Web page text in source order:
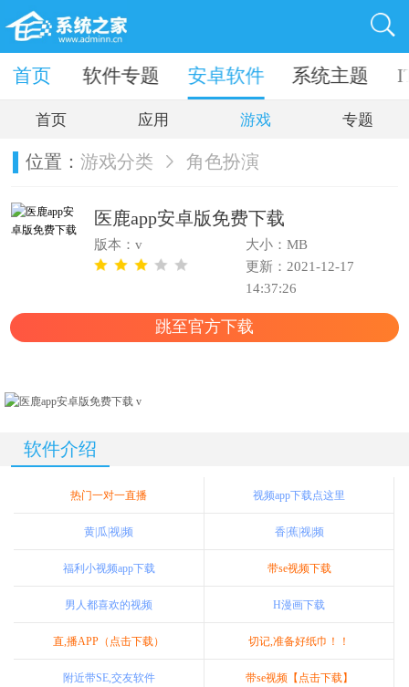
下载 软件专题 安卓软件 系统主题
首页
首页 应用 游戏 专题
位置： 游戏分类 角色扮演
医鹿app安卓版免费下载
版本：v
大小：MB
更新：2021-12-17
14:37:26
跳至官方下载
软件介绍
热门一对一直播 视频app下载点这里
黄|瓜|视|频 香|蕉|视|频
福利小视频app下载 带se视频下载
男人都喜欢的视频 H漫画下载
直,播APP（点击下载） 切记,准备好纸巾！！
附近带SE,交友软件 带se视频【点击下载】